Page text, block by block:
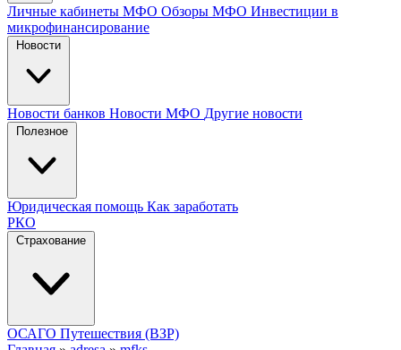
Личные кабинеты МФО Обзоры МФО Инвестиции в
микрофинансирование
Новости
Новости банков Новости МФО Другие новости
Полезное
Юридическая помощь Как заработать
РКО
Страхование
ОСАГО Путешествия (ВЗР)